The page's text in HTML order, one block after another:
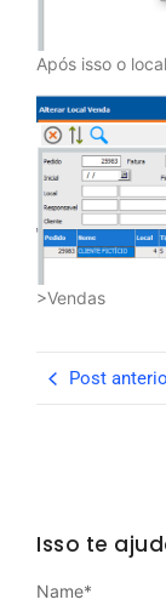
Após isso o
>Vendas
Post
Isso te
Name*